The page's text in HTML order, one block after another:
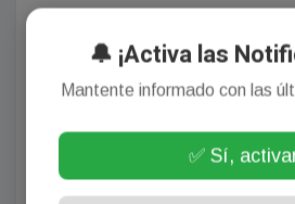
🔔 ¡Activa las
Mantente informado con las
✅ Sí,